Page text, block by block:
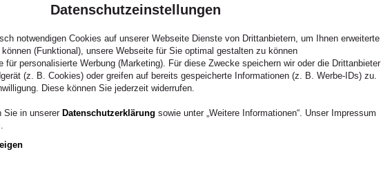
– 15
an
Datenschutzeinstellungen
notwendigen Cookies auf unserer Webseite Dienste von Drittanbietern, um Ihnen erweiterte
(Funktional), unsere Webseite für Sie optimal gestalten zu können
personalisierte Werbung (Marketing). Für diese Zwecke speichern wir oder die Drittanbieter
(z. B. Cookies) oder greifen auf bereits gespeicherte Informationen (z. B. Werbe-IDs) zu.
Diese können Sie jederzeit widerrufen.
Sie in unserer Datenschutzerklärung sowie unter „Weitere Informationen“. Unser Impressum
.